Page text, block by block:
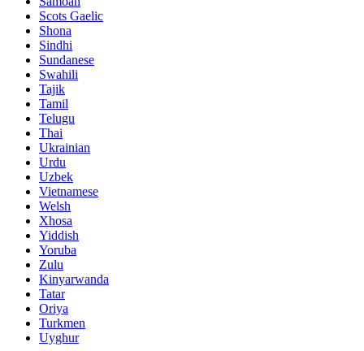
Scots Gaelic
Shona
Sindhi
Sundanese
Swahili
Tajik
Tamil
Telugu
Thai
Ukrainian
Urdu
Uzbek
Vietnamese
Welsh
Xhosa
Yiddish
Yoruba
Zulu
Kinyarwanda
Tatar
Oriya
Turkmen
Uyghur